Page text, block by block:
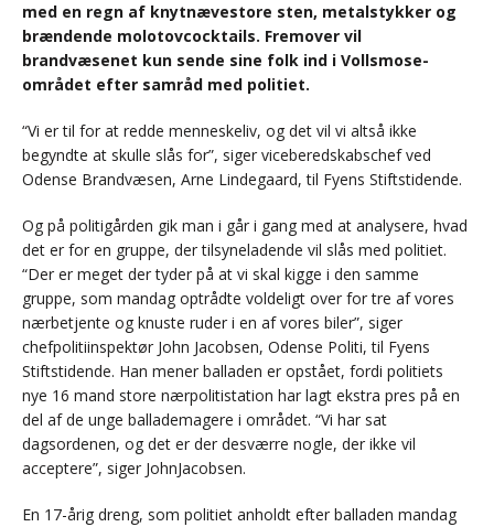
med en regn af knytnævestore sten, metalstykker og
brændende molotovcocktails. Fremover vil
brandvæsenet kun sende sine folk ind i Vollsmose-
området efter samråd med politiet.
“Vi er til for at redde menneskeliv, og det vil vi altså ikke
begyndte at skulle slås for”, siger viceberedskabschef ved
Odense Brandvæsen, Arne Lindegaard, til Fyens Stiftstidende.
Og på politigården gik man i går i gang med at analysere, hvad
det er for en gruppe, der tilsyneladende vil slås med politiet.
“Der er meget der tyder på at vi skal kigge i den samme
gruppe, som mandag optrådte voldeligt over for tre af vores
nærbetjente og knuste ruder i en af vores biler”, siger
chefpolitiinspektør John Jacobsen, Odense Politi, til Fyens
Stiftstidende. Han mener balladen er opstået, fordi politiets
nye 16 mand store nærpolitistation har lagt ekstra pres på en
del af de unge ballademagere i området. “Vi har sat
dagsordenen, og det er der desværre nogle, der ikke vil
acceptere”, siger JohnJacobsen.
En 17-årig dreng, som politiet anholdt efter balladen mandag